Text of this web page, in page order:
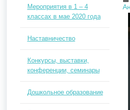
Мероприятия в 1 – 4
классах в мае 2020 года
Наставничество
Конкурсы, выставки,
конференции, семинары
Дошкольное образование